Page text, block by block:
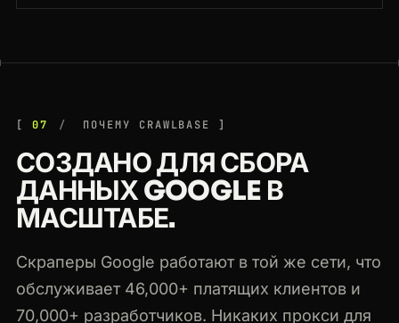
07 ПОЧЕМУ CRAWLBASE
СОЗДАНО ДЛЯ СБОРА
ДАННЫХ GOOGLE В
МАСШТАБЕ.
Скраперы Google работают в той же сети, что
обслуживает 46,000+ платящих клиентов и
70,000+ разработчиков. Никаких прокси для